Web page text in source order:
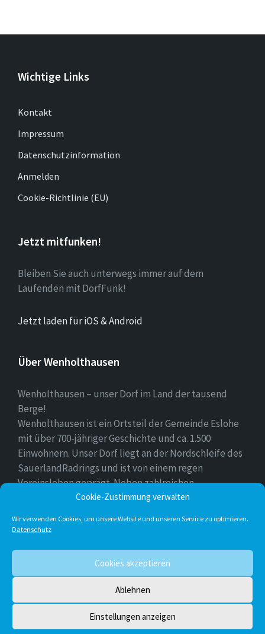
Cookie-Zustimmung verwalten
Wir verwenden Cookies, um unsere Website und unseren Service zu optimieren.
Datenschutz
Cookies akzeptieren
Ablehnen
Einstellungen anzeigen
Wichtige Links
Kontakt
Impressum
Datenschutzinformation
Anmelden
Cookie-Richtlinie (EU)
Jetzt mitfunken!
Bleiben Sie auch unterwegs immer auf dem
Laufenden mit DorfFunk!
Jetzt laden für iOS & Android
Über Wenholthausen
Wenholthausen – unser Dorf im Land der tausend
Berge!
Wenholthausen ist ein Ortsteil der Gemeinde Eslohe
mit über 700-jähriger Geschichte und ca. 1.500
Einwohnern. Unser Dorf liegt an der Nordschleife des
SauerlandRadrings und ist von einem regen
Vereinsleben geprägt. Neben zahlreichen
Freizeitmöglichkeiten ist unser Ort für sein
Facebook Twitter
© 2026 Wenholthausen